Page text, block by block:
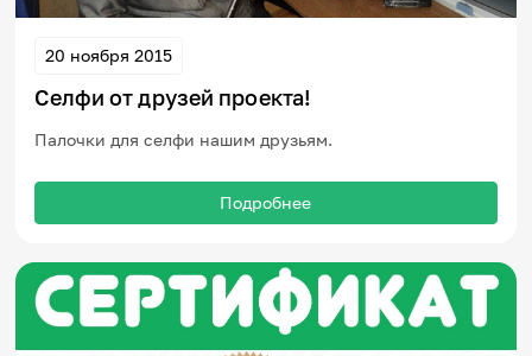
События
Итоги событий
Игра «Знания»
Викторина
Настолка
Памятки
Комиксы
20 ноября 2015
Селфи от друзей проекта!
Палочки для селфи нашим друзьям.
Подробнее